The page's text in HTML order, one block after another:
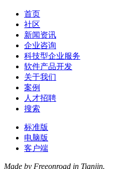
首页
社区
新闻资讯
企业咨询
科技型企业服务
软件产品开发
关于我们
案例
人才招聘
搜索
标准版
电脑版
客户端
Made by Freeonroad in Tianjin.